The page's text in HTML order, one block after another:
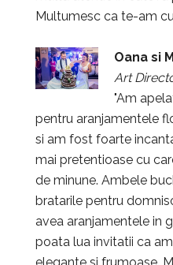
Multumesc ca te-am
Oana si
Art
"Am
pentru aranjamentele
si am fost foarte
mai pretentioase cu
de minune. Ambele
bratarile pentru
avea aranjamentele in
poata lua invitatii ca